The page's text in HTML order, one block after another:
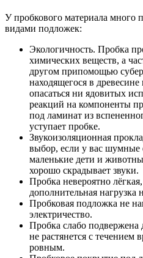
У пробкового материала много
видами подложек:
Экологичность. Пробка
химических веществ, а
другом припомощью
находящегося в
опасаться ни ядовитых
реакций на компоненты
под ламинат из
уступает пробке.
Звукоизоляционная
выбор, если у вас шумные
маленькие дети и
хорошо скрадывает звуки.
Пробка невероятно
дополнительная
Пробковая подложка не
электричество.
Пробка слабо подвержена
не растянется с течением
ровным.